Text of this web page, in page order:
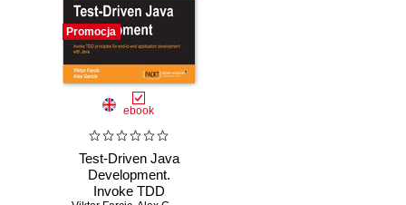
Promocja
ebook
Test-Driven Java
Development.
Invoke TDD